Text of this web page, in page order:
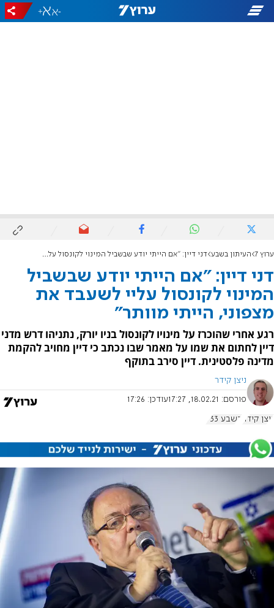
-
+
ערוץ 7 העיתון בשבע דני דיין: "אם הייתי יודע שבשביל המינוי לקונסול עליי לשעבד את מצפוני, הייתי מוותר"
דני דיין: "אם הייתי יודע שבשביל
המינוי לקונסול עליי לשעבד את
מצפוני, הייתי מוותר"
רגע אחרי שהוכרז על מינויו לקונסול בניו יורק, נתניהו דרש מדני
דיין לחתום את שמו על מאמר שבו נכתב כי דיין מחויב להקמת
מדינה פלסטינית. דיין סירב בתוקף
ניצן קידר
פורסם: 18.02.21, 17:27 עודכן: 17:26
ניצן קידר בשבע 933